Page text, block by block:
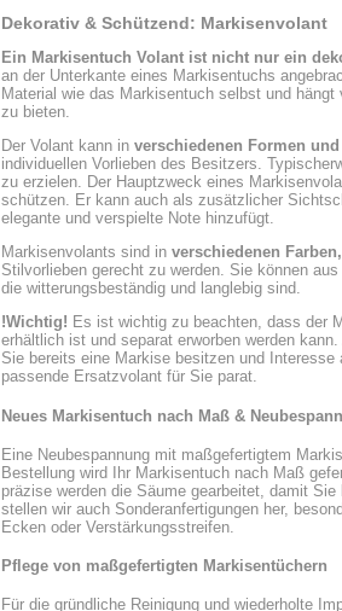
Dekorativ & Schützend: Markisenvolant
Ein Markisentuch Volant ist nicht nur ein
an der Unterkante eines Markisentuchs
Material wie das Markisentuch selbst und
zu bieten.
Der Volant kann in verschiedenen Formen
individuellen Vorlieben des Besitzers.
zu erzielen. Der Hauptzweck eines
schützen. Er kann auch als zusätzlicher
elegante und verspielte Note hinzufügt.
Markisenvolants sind in verschiedenen
Stilvorlieben gerecht zu werden. Sie können
die witterungsbeständig und langlebig sind.
!Wichtig! Es ist wichtig zu beachten, dass der
erhältlich ist und separat erworben werden
Sie bereits eine Markise besitzen und
passende Ersatzvolant für Sie parat.
Neues Markisentuch nach Maß &
Eine Neubespannung mit maßgefertigtem
Bestellung wird Ihr Markisentuch nach Maß
präzise werden die Säume gearbeitet, damit
stellen wir auch Sonderanfertigungen her,
Ecken oder Verstärkungsstreifen.
Pflege von maßgefertigten Markisentüchern
Für die gründliche Reinigung und wiederholte